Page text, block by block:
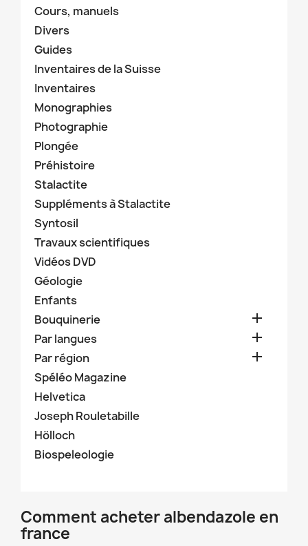
Cours, manuels
Divers
Guides
Inventaires de la Suisse
Inventaires
Monographies
Photographie
Plongée
Préhistoire
Stalactite
Suppléments à Stalactite
Syntosil
Travaux scientifiques
Vidéos DVD
Géologie
Enfants
Bouquinerie

Par langues 
Par région 
Spéléo Magazine
Helvetica
Joseph Rouletabille
Hölloch
Biospeleologie
Comment acheter albendazole en
france